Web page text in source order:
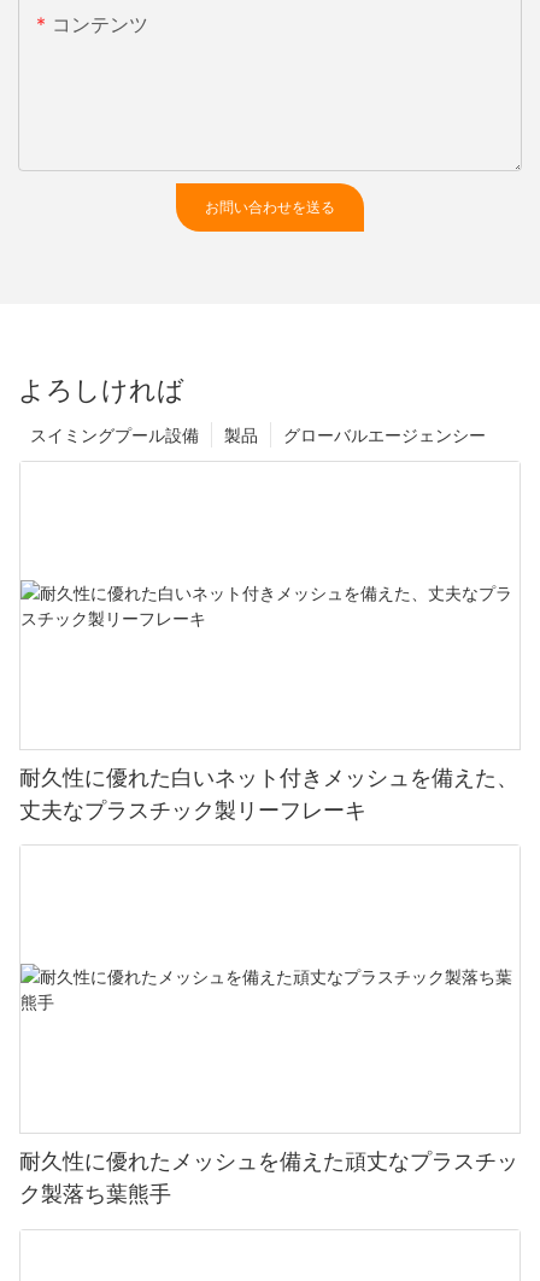
コンテンツ
お問い合わせを送る
よろしければ
グローバルエージェンシー
製品
スイミングプール設備
耐久性に優れた白いネット付きメッシュを備えた、
丈夫なプラスチック製リーフレーキ
耐久性に優れたメッシュを備えた頑丈なプラスチッ
ク製落ち葉熊手